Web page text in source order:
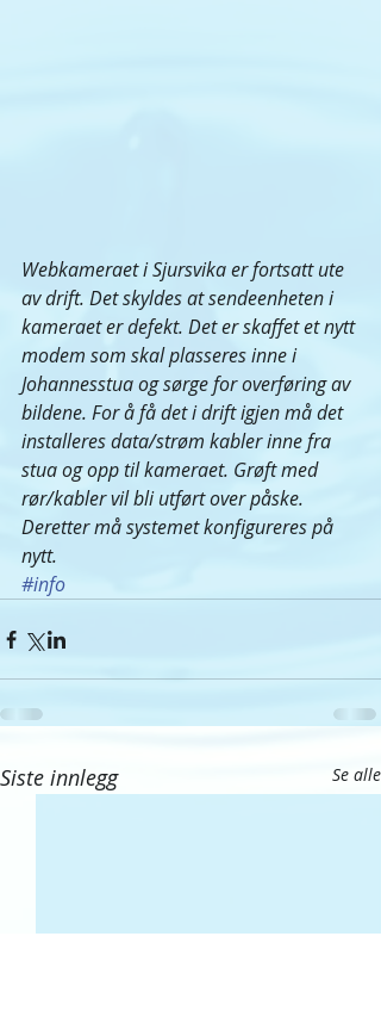
Webkameraet i Sjursvika er fortsatt ute
av drift. Det skyldes at sendeenheten i
kameraet er defekt. Det er skaffet et nytt
modem som skal plasseres inne i
Johannesstua og sørge for overføring av
bildene. For å få det i drift igjen må det
installeres data/strøm kabler inne fra
stua og opp til kameraet. Grøft med
rør/kabler vil bli utført over påske.
Deretter må systemet konfigureres på
nytt.
#info
Siste innlegg Se alle